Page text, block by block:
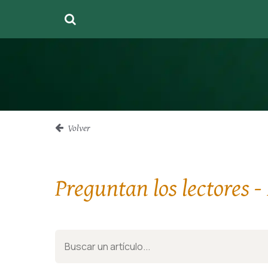
Volver
Preguntan los lectores